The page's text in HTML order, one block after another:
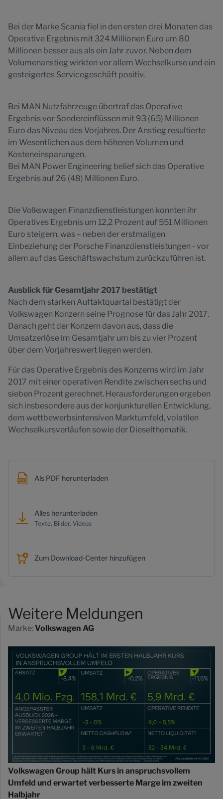
Bei der Marke Scania fiel in den ersten drei Monaten das
Operative Ergebnis mit 324 Millionen Euro um 80
Millionen besser aus als ein Jahr zuvor. Neben dem
Volumenanstieg wirkten vor allem Wechselkurse und ein
gesteigertes Servicegeschäft positiv.
Bei MAN Nutzfahrzeuge übertraf das Operative
Ergebnis vor Sondereinflüssen mit 93 (65) Millionen
Euro das Niveau des Vorjahres. Der Anstieg resultierte
im Wesentlichen aus dem höheren Volumen und
Kosteneinsparungen.
Bei MAN Power Engineering belief sich das Operative
Ergebnis auf 26 (48) Millionen Euro.
Die Volkswagen Finanzdienstleistungen konnten ihr
Operatives Ergebnis um 12,2 Prozent auf 551 Millionen
Euro steigern, was – neben der erstmaligen
Einbeziehung der Porsche Finanzdienstleistungen - vor
allem auf das Geschäftswachstum zurückzuführen ist.
Ausblick für Gesamtjahr 2017 bestätigt
Nach dem starken Auftaktquartal bestätigt der
Volkswagen Konzern seine Prognose für das Jahr 2017.
Danach geht der Konzern davon aus, dass die
Umsatzerlöse im Gesamtjahr um bis zu vier Prozent
über dem Vorjahreswert liegen werden.
Für das Operative Ergebnis des Konzerns wird im Jahr
2017 mit einer operativen Rendite zwischen sechs und
sieben Prozent gerechnet. Herausforderungen ergeben
sich insbesondere aus der konjunkturellen Entwicklung,
dem wettbewerbsintensiven Marktumfeld, volatilen
Wechselkursverläufen sowie der Dieselthematik.
Als PDF herunterladen
Alles herunterladen
Texte, Bilder, Videos
Zum Download-Center hinzufügen
Weitere Meldungen
Marke:Volkswagen AG
Volkswagen Group hält Kurs in anspruchsvollem
Umfeld und erwartet verbesserte Marge im zweiten
Halbjahr